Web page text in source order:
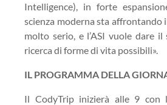
Intelligence), in forte
scienza moderna sta affrontando
molto serio, e l’ASI vuole dare
ricerca di forme di vita possibili».
IL PROGRAMMA DELLA
Il CodyTrip inizierà alle 9 con